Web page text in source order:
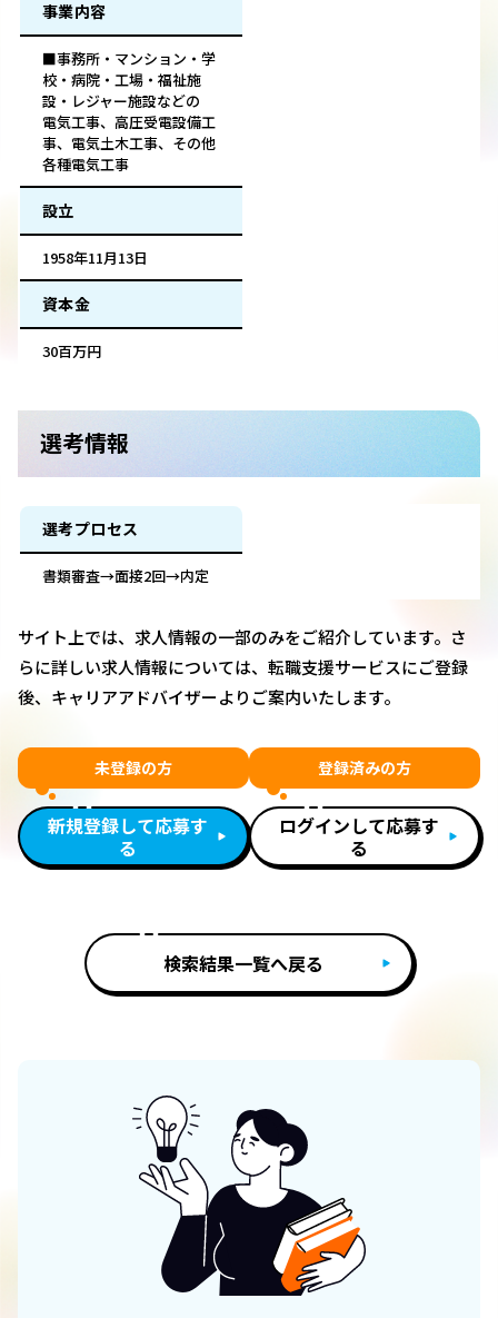
事業内容
■事務所・マンション・学
校・病院・工場・福祉施
設・レジャー施設などの
電気工事、高圧受電設備工
事、電気土木工事、その他
各種電気工事
設立
1958年11月13日
資本金
30百万円
選考情報
選考プロセス
書類審査→面接2回→内定
サイト上では、求人情報の一部のみをご紹介しています。さ
らに詳しい求人情報については、転職支援サービスにご登録
後、キャリアアドバイザーよりご案内いたします。
未登録の方
新規登録して応募す
る
登録済みの方
ログインして応募す
る
検索結果一覧へ戻る